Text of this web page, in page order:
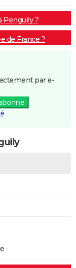
Penguily ?
de France ?
par e-